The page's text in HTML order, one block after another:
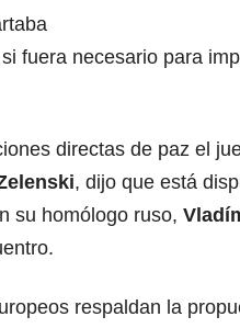
fuera necesario para
directas de paz el
, dijo que está
su homólogo ruso,
respaldan la